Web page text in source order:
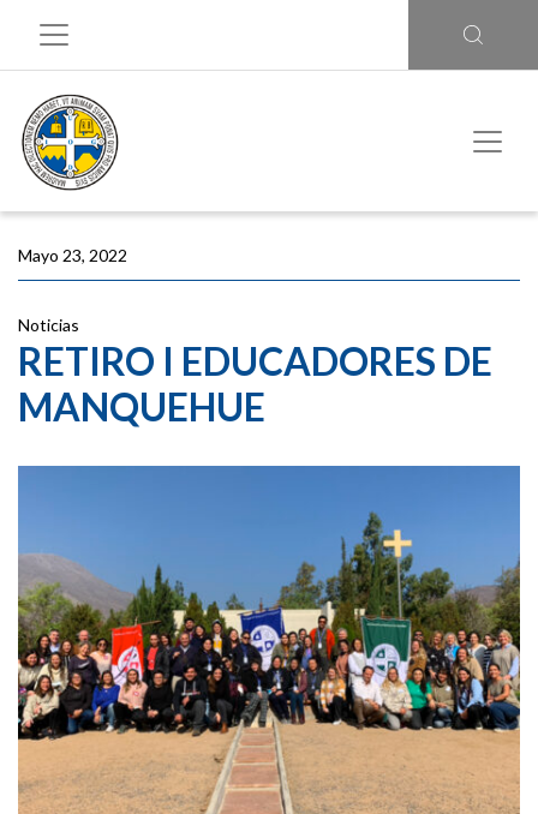
Mayo 23, 2022
Noticias
RETIRO I EDUCADORES DE
MANQUEHUE